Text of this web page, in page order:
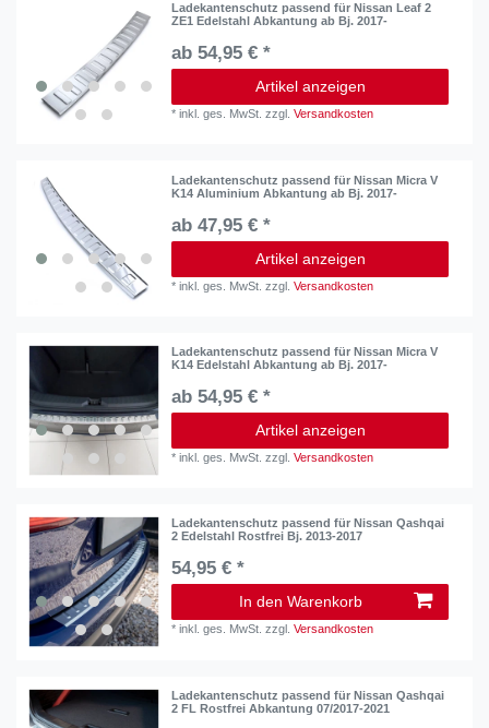
Ladekantenschutz passend für Nissan Leaf 2
ZE1 Edelstahl Abkantung ab Bj. 2017-
ab 54,95 € *
Artikel anzeigen
*inkl. ges. MwSt. zzgl.Versandkosten
Ladekantenschutz passend für Nissan Micra V
K14 Aluminium Abkantung ab Bj. 2017-
ab 47,95 € *
Artikel anzeigen
*inkl. ges. MwSt. zzgl.Versandkosten
Ladekantenschutz passend für Nissan Micra V
K14 Edelstahl Abkantung ab Bj. 2017-
ab 54,95 € *
Artikel anzeigen
*inkl. ges. MwSt. zzgl.Versandkosten
Ladekantenschutz passend für Nissan Qashqai
2 Edelstahl Rostfrei Bj. 2013-2017
54,95 € *
In den Warenkorb
*inkl. ges. MwSt. zzgl.Versandkosten
Ladekantenschutz passend für Nissan Qashqai
2 FL Rostfrei Abkantung 07/2017-2021